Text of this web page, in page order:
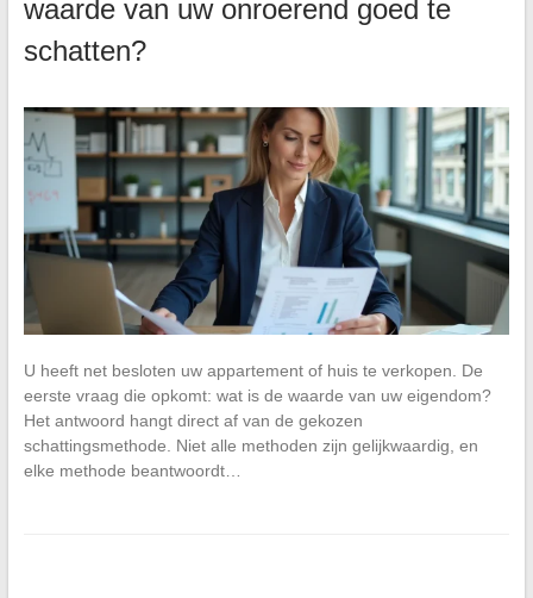
waarde van uw onroerend goed te
schatten?
U heeft net besloten uw appartement of huis te verkopen. De
eerste vraag die opkomt: wat is de waarde van uw eigendom?
Het antwoord hangt direct af van de gekozen
schattingsmethode. Niet alle methoden zijn gelijkwaardig, en
elke methode beantwoordt…